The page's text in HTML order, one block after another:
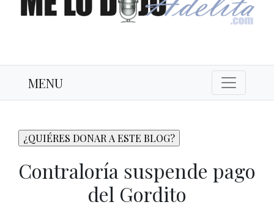
MENU
Contraloría suspende pago
del Gordito